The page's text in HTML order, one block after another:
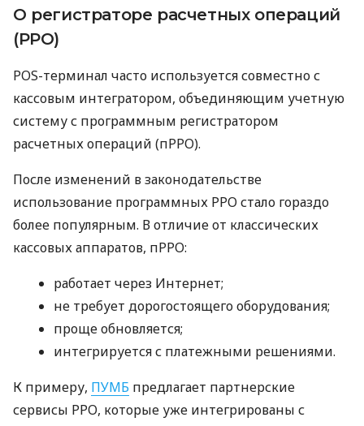
О регистраторе расчетных операций
(РРО)
POS-терминал часто используется совместно с
кассовым интегратором, объединяющим учетную
систему с программным регистратором
расчетных операций (пРРО).
После изменений в законодательстве
использование программных РРО стало гораздо
более популярным. В отличие от классических
кассовых аппаратов, пРРО:
работает через Интернет;
не требует дорогостоящего оборудования;
проще обновляется;
интегрируется с платежными решениями.
К примеру, ПУМБ предлагает партнерские
сервисы РРО, которые уже интегрированы с